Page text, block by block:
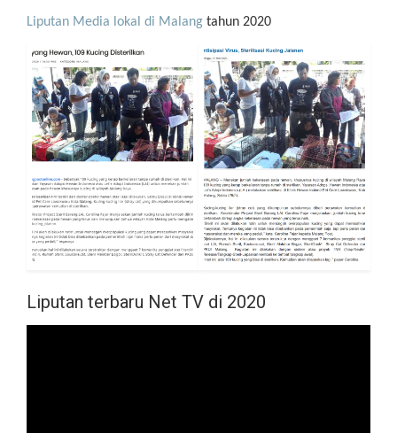
Liputan Media lokal di Malang tahun 2020
Liputan terbaru Net TV di 2020